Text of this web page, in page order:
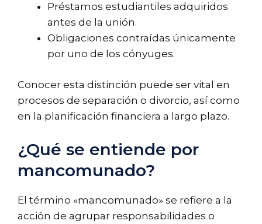
Préstamos estudiantiles adquiridos
antes de la unión.
Obligaciones contraídas únicamente
por uno de los cónyuges.
Conocer esta distinción puede ser vital en
procesos de separación o divorcio, así como
en la planificación financiera a largo plazo.
¿Qué se entiende por
mancomunado?
El término «mancomunado» se refiere a la
acción de agrupar responsabilidades o